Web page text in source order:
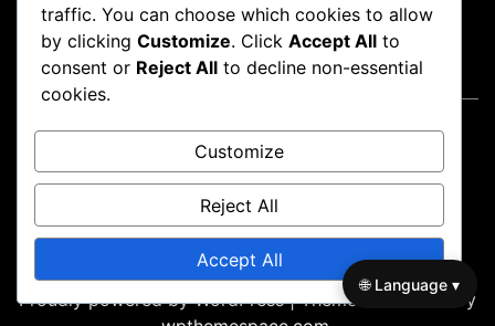
Pravne informacije
Uvjeti korištenja
Politika zaštite podataka
Politika kolačića
Kontaktirajte nas
Proudly powered by WordPress|Theme: news-box by
traffic. You can choose which cookies to allow
by clicking Customize. Click Accept All to
consent or Reject All to decline non-essential
cookies.
Customize
Reject All
Accept All
🌐 Language ▾